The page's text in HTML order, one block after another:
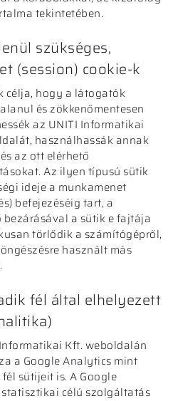
tekintetében.
szükséges,
(session) cookie-k
célja, hogy a látogatók
és zökkenőmentesen
az UNITI Informatikai
használhassák annak
az ott elérhető
Az ilyen típusú sütik
ideje a munkamenet
befejezéséig tart, a
bezárásával a sütik e fajtája
törlődik a számítógépről,
használt más
fél által elhelyezett
Kft. weboldalán
a Google Analytics mint
sütijeit is. A Google
célú szolgáltatás